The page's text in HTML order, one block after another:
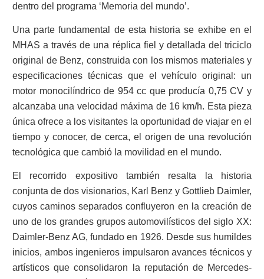
dentro del programa ‘Memoria del mundo’.
Una parte fundamental de esta historia se exhibe en el
MHAS a través de una réplica fiel y detallada del triciclo
original de Benz, construida con los mismos materiales y
especificaciones técnicas que el vehículo original: un
motor monocilíndrico de 954 cc que producía 0,75 CV y
alcanzaba una velocidad máxima de 16 km/h. Esta pieza
única ofrece a los visitantes la oportunidad de viajar en el
tiempo y conocer, de cerca, el origen de una revolución
tecnológica que cambió la movilidad en el mundo.
El recorrido expositivo también resalta la historia
conjunta de dos visionarios, Karl Benz y Gottlieb Daimler,
cuyos caminos separados confluyeron en la creación de
uno de los grandes grupos automovilísticos del siglo XX:
Daimler-Benz AG, fundado en 1926. Desde sus humildes
inicios, ambos ingenieros impulsaron avances técnicos y
artísticos que consolidaron la reputación de Mercedes-